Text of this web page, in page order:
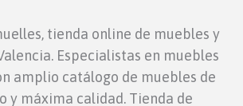
tienda online de muebles y
Especialistas en muebles
amplio catálogo de muebles de
y máxima calidad. Tienda de